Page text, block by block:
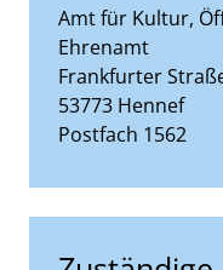
Amt für Kultur,
Ehrenamt
Straße:
Frankfurter
PLZ:
53773 Ort:
Hennef
Postfach 1562